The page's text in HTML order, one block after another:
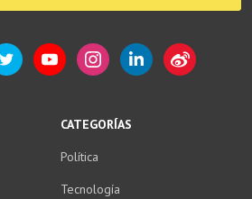
CATEGORÍAS
Política
Tecnología